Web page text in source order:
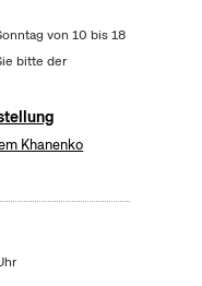
von 10 bis 18
bitte der
Khanenko